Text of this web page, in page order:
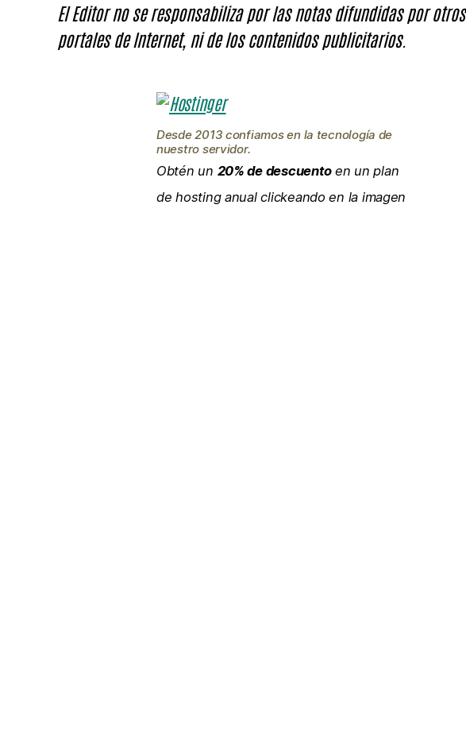
El Editor no se responsabiliza por las notas difundidas por otros
portales de Internet, ni de los contenidos publicitarios.
Desde 2013 confiamos en la tecnología de
nuestro servidor.
Obtén un 20% de descuentoen un plan
de hosting anual clickeando en la imagen